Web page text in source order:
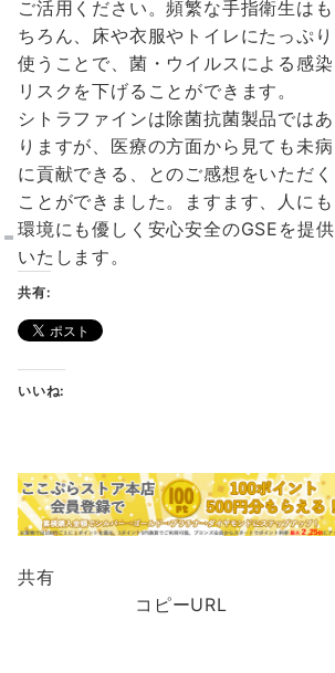
ご活用ください。頻繁な手指衛生はも
ちろん、床や衣服やトイレにたっぷり
使うことで、菌・ウイルスによる感染
リスクを下げることができます。
シトラファインは除菌抗菌製品ではあ
りますが、医療の方面から見ても未病
に貢献できる、とのご感想をいただく
ことができました。ますます、人にも
環境にも優しく安心安全のGSEを提供
いたします。
共有:
いいね:
共有
コピーURL